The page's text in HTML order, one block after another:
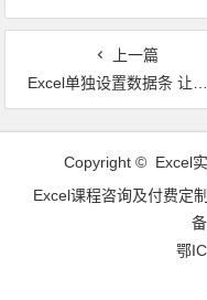
上一篇
Excel单独设置数据条 让每行数据条的最大值都不同【VIP视频教程】VBA实例015
文章导航
Copyright © Excel
Excel课程咨询及付费定
鄂